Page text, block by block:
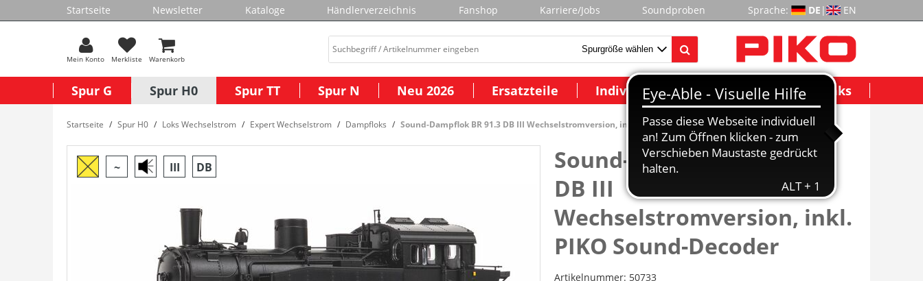
Startseite Newsletter Kataloge Händlerverzeichnis Fanshop Karriere/Jobs Soundproben Sprache: DE | EN
Mein Konto Merkliste Warenkorb
Spur G Spur H0 Spur TT Spur N Neu 2026 Ersatzteile Individuelle Modelle Wichtige Links
Startseite Spur H0 Loks Wechselstrom Expert Wechselstrom Dampfloks Sound-Dampflok BR 91.3 DB III Wechselstromversion, inkl. PIKO Sound-Decoder
~ III DB
Sound-Dampflok BR 91.3
DB III
Wechselstromversion, inkl.
PIKO Sound-Decoder
Artikelnummer: 50733